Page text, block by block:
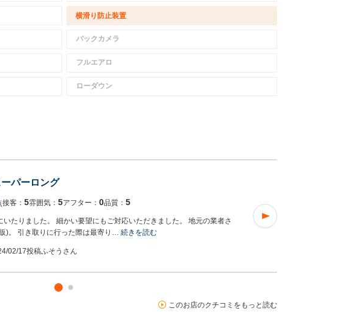
横滑り防止装置
バックカメラ
フルエアロ
ローダウン
パーロング
接客： 5雰囲気： 5アフター： 0品質： 5
いたりました。 細かい要望にもご対応いただきました。 地元の業者さ
)。 引き取りに行った際は最寄り… 続きを読む
02/17投稿ふそうさん
このお店のクチコミをもっと読む